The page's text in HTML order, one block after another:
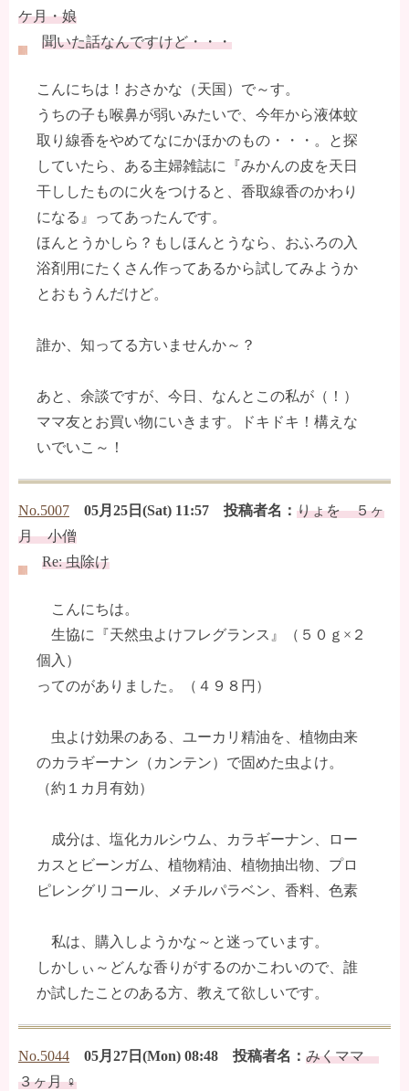
ケ月・娘
聞いた話なんですけど・・・
こんにちは！おさかな（天国）で～す。
うちの子も喉鼻が弱いみたいで、今年から液体蚊
取り線香をやめてなにかほかのもの・・・。と探
していたら、ある主婦雑誌に『みかんの皮を天日
干ししたものに火をつけると、香取線香のかわり
になる』ってあったんです。
ほんとうかしら？もしほんとうなら、おふろの入
浴剤用にたくさん作ってあるから試してみようか
とおもうんだけど。
誰か、知ってる方いませんか～？
あと、余談ですが、今日、なんとこの私が（！）
ママ友とお買い物にいきます。ドキドキ！構えな
いでいこ～！
No.5007 05月25日(Sat) 11:57 投稿者名： りょを ５ヶ
月 小僧
Re: 虫除け
こんにちは。
生協に『天然虫よけフレグランス』（５０ｇ×２
個入）
ってのがありました。（４９８円）
虫よけ効果のある、ユーカリ精油を、植物由来
のカラギーナン（カンテン）で固めた虫よけ。
（約１カ月有効）
成分は、塩化カルシウム、カラギーナン、ロー
カスとビーンガム、植物精油、植物抽出物、プロ
ピレングリコール、メチルパラベン、香料、色素
私は、購入しようかな～と迷っています。
しかしぃ～どんな香りがするのかこわいので、誰
か試したことのある方、教えて欲しいです。
No.5044 05月27日(Mon) 08:48 投稿者名： みくママ
３ヶ月 ♀